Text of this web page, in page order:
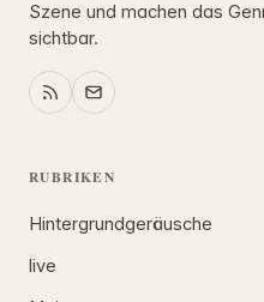
Szene und machen das
sichtbar.
RUBRIKEN
Hintergrundgeräusche
live